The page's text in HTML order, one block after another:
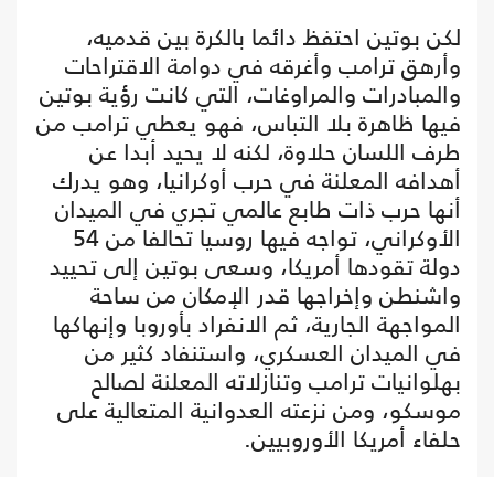
لكن بوتين احتفظ دائما بالكرة بين قدميه،
وأرهق ترامب وأغرقه في دوامة الاقتراحات
والمبادرات والمراوغات، التي كانت رؤية بوتين
فيها ظاهرة بلا التباس، فهو يعطي ترامب من
طرف اللسان حلاوة، لكنه لا يحيد أبدا عن
أهدافه المعلنة في حرب أوكرانيا، وهو يدرك
أنها حرب ذات طابع عالمي تجري في الميدان
الأوكراني، تواجه فيها روسيا تحالفا من 54
دولة تقودها أمريكا، وسعى بوتين إلى تحييد
واشنطن وإخراجها قدر الإمكان من ساحة
المواجهة الجارية، ثم الانفراد بأوروبا وإنهاكها
في الميدان العسكري، واستنفاد كثير من
بهلوانيات ترامب وتنازلاته المعلنة لصالح
موسكو، ومن نزعته العدوانية المتعالية على
حلفاء أمريكا الأوروبيين.